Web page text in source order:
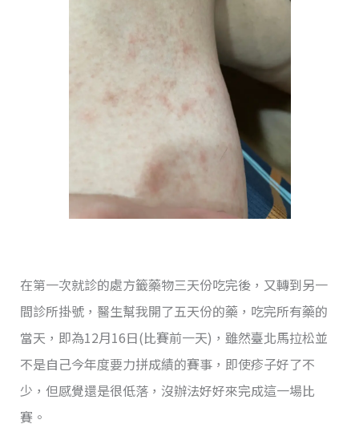
在第一次就診的處方籤藥物三天份吃完後，又轉到另一
間診所掛號，醫生幫我開了五天份的藥，吃完所有藥的
當天，即為12月16日(比賽前一天)，雖然臺北馬拉松並
不是自己今年度要力拼成績的賽事，即使疹子好了不
少，但感覺還是很低落，沒辦法好好來完成這一場比
賽。